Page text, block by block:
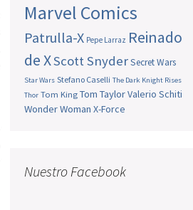
Marvel Comics
Patrulla-X Pepe Larraz Reinado
de XScott SnyderSecret Wars
Star Wars Stefano Caselli The Dark Knight Rises
Thor Tom King Tom TaylorValerio Schiti
Wonder Woman X-Force
Nuestro Facebook